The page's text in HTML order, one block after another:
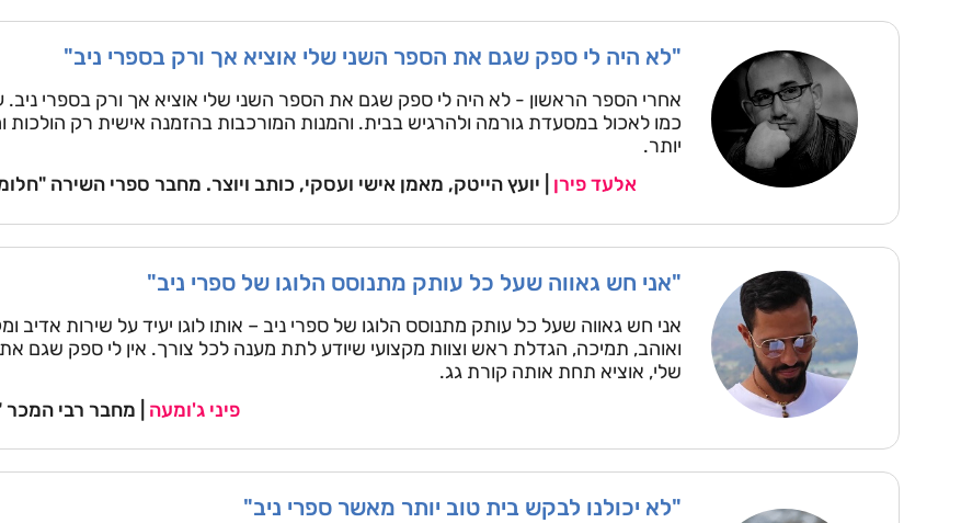
"לא היה לי ספק שגם את הספר השני שלי אוציא אך ורק בספרי ניב"
אחרי הספר הראשון - לא היה לי ספק שגם את הספר השני שלי אוציא אך ורק בספרי ניב.
כמו לאכול במסעדת גורמה ולהרגיש בבית. והמנות המורכבות בהזמנה אישית רק הולכות
יותר.
אלעד פירן | יועץ הייטק, מאמן אישי ועסקי, כותב ויוצר. מחבר ספרי השירה
"אני חש גאווה שעל כל עותק מתנוסס הלוגו של ספרי ניב"
אני חש גאווה שעל כל עותק מתנוסס הלוגו של ספרי ניב – אותו לוגו יעיד על שירות אדיב
ואוהב, תמיכה, הגדלת ראש וצוות מקצועי שיודע לתת מענה לכל צורך. אין לי ספק שגם
שלי, אוציא תחת אותה קורת גג.
פיני ג'ומעה | מחבר רבי המכר
"לא יכולנו לבקש בית טוב יותר מאשר ספרי ניב"